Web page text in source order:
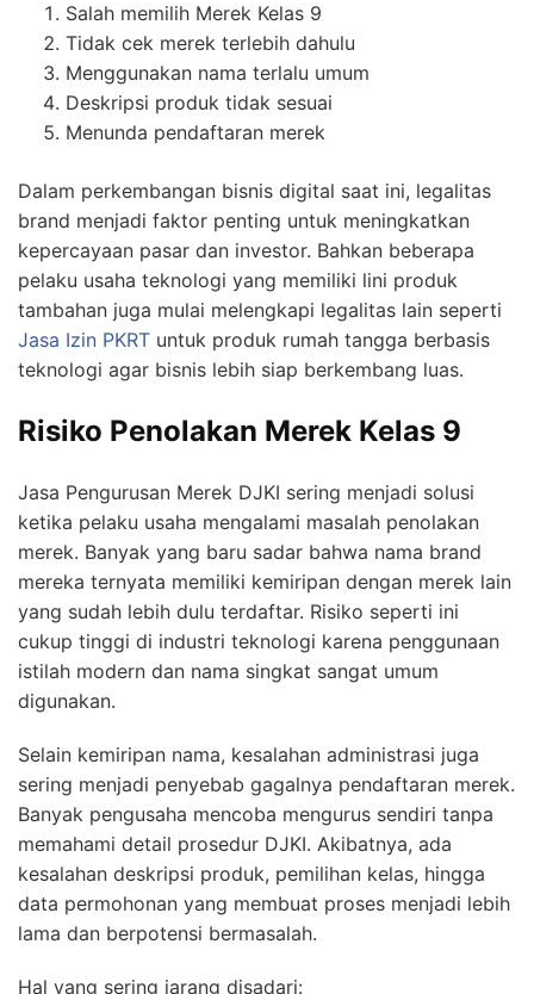
Salah memilih Merek Kelas 9
Tidak cek merek terlebih dahulu
Menggunakan nama terlalu umum
Deskripsi produk tidak sesuai
Menunda pendaftaran merek
Dalam perkembangan bisnis digital saat ini, legalitas
brand menjadi faktor penting untuk meningkatkan
kepercayaan pasar dan investor. Bahkan beberapa
pelaku usaha teknologi yang memiliki lini produk
tambahan juga mulai melengkapi legalitas lain seperti
Jasa Izin PKRT untuk produk rumah tangga berbasis
teknologi agar bisnis lebih siap berkembang luas.
Risiko Penolakan Merek Kelas 9
Jasa Pengurusan Merek DJKI sering menjadi solusi
ketika pelaku usaha mengalami masalah penolakan
merek. Banyak yang baru sadar bahwa nama brand
mereka ternyata memiliki kemiripan dengan merek lain
yang sudah lebih dulu terdaftar. Risiko seperti ini
cukup tinggi di industri teknologi karena penggunaan
istilah modern dan nama singkat sangat umum
digunakan.
Selain kemiripan nama, kesalahan administrasi juga
sering menjadi penyebab gagalnya pendaftaran merek.
Banyak pengusaha mencoba mengurus sendiri tanpa
memahami detail prosedur DJKI. Akibatnya, ada
kesalahan deskripsi produk, pemilihan kelas, hingga
data permohonan yang membuat proses menjadi lebih
lama dan berpotensi bermasalah.
Hal yang sering jarang disadari: